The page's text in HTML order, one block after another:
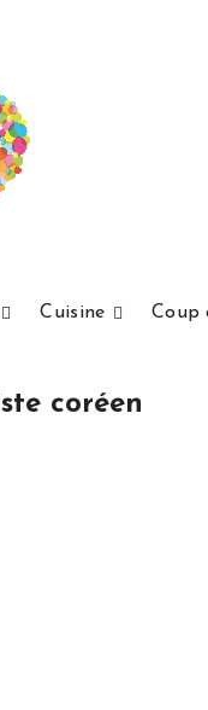
Cuisine Coup
coréen